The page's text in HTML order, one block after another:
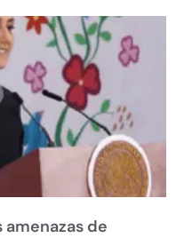
de